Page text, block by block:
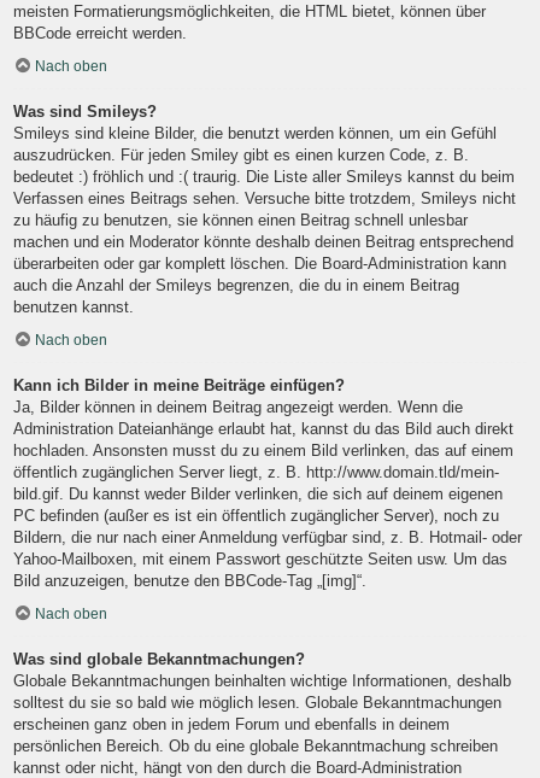
meisten Formatierungsmöglichkeiten, die HTML bietet, können über
BBCode erreicht werden.
Nach oben
Was sind Smileys?
Smileys sind kleine Bilder, die benutzt werden können, um ein Gefühl
auszudrücken. Für jeden Smiley gibt es einen kurzen Code, z. B.
bedeutet :) fröhlich und :( traurig. Die Liste aller Smileys kannst du beim
Verfassen eines Beitrags sehen. Versuche bitte trotzdem, Smileys nicht
zu häufig zu benutzen, sie können einen Beitrag schnell unlesbar
machen und ein Moderator könnte deshalb deinen Beitrag entsprechend
überarbeiten oder gar komplett löschen. Die Board-Administration kann
auch die Anzahl der Smileys begrenzen, die du in einem Beitrag
benutzen kannst.
Nach oben
Kann ich Bilder in meine Beiträge einfügen?
Ja, Bilder können in deinem Beitrag angezeigt werden. Wenn die
Administration Dateianhänge erlaubt hat, kannst du das Bild auch direkt
hochladen. Ansonsten musst du zu einem Bild verlinken, das auf einem
öffentlich zugänglichen Server liegt, z. B. http://www.domain.tld/mein-
bild.gif. Du kannst weder Bilder verlinken, die sich auf deinem eigenen
PC befinden (außer es ist ein öffentlich zugänglicher Server), noch zu
Bildern, die nur nach einer Anmeldung verfügbar sind, z. B. Hotmail- oder
Yahoo-Mailboxen, mit einem Passwort geschützte Seiten usw. Um das
Bild anzuzeigen, benutze den BBCode-Tag „[img]“.
Nach oben
Was sind globale Bekanntmachungen?
Globale Bekanntmachungen beinhalten wichtige Informationen, deshalb
solltest du sie so bald wie möglich lesen. Globale Bekanntmachungen
erscheinen ganz oben in jedem Forum und ebenfalls in deinem
persönlichen Bereich. Ob du eine globale Bekanntmachung schreiben
kannst oder nicht, hängt von den durch die Board-Administration